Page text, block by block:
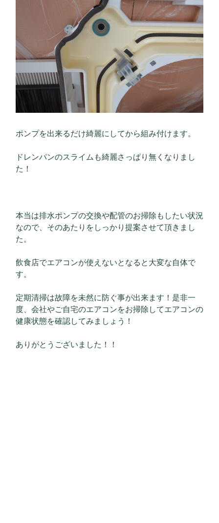
ポンプを出来るだけ綺麗にしてから組み付けます。
ドレンパンのスライムも綺麗さっぱり無くなりまし
た！
本当は排水ポンプの交換や配管のお掃除もしたい状況
なので、そのあたりをしっかり提案させて頂きまし
た。
飲食店でエアコンが使えないとなると大変な自体で
す。
定期清掃は故障を未然に防ぐ事が出来ます！是非一
度、会社やご自宅のエアコンをお掃除してエアコンの
健康状態を確認してみましょう！
ありがとうございました！！